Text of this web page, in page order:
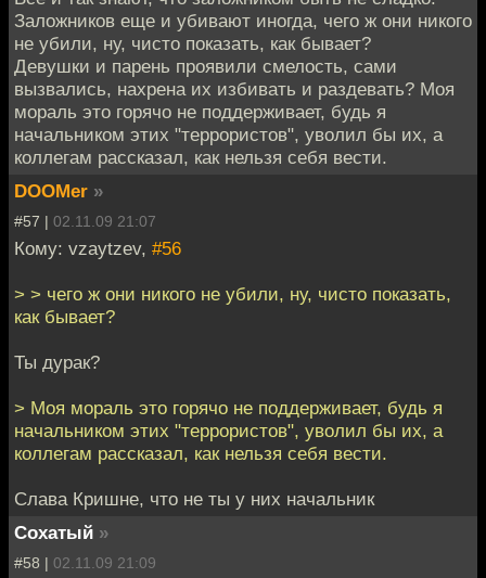
Заложников еще и убивают иногда, чего ж они никого
не убили, ну, чисто показать, как бывает?
Девушки и парень проявили смелость, сами
вызвались, нахрена их избивать и раздевать? Моя
мораль это горячо не поддерживает, будь я
начальником этих "террористов", уволил бы их, а
коллегам рассказал, как нельзя себя вести.
DOOMer »
#57 | 02.11.09 21:07
Кому: vzaytzev, #56
> > чего ж они никого не убили, ну, чисто показать,
как бывает?
Ты дурак?
> Моя мораль это горячо не поддерживает, будь я
начальником этих "террористов", уволил бы их, а
коллегам рассказал, как нельзя себя вести.
Слава Кришне, что не ты у них начальник
Cохатый »
#58 | 02.11.09 21:09